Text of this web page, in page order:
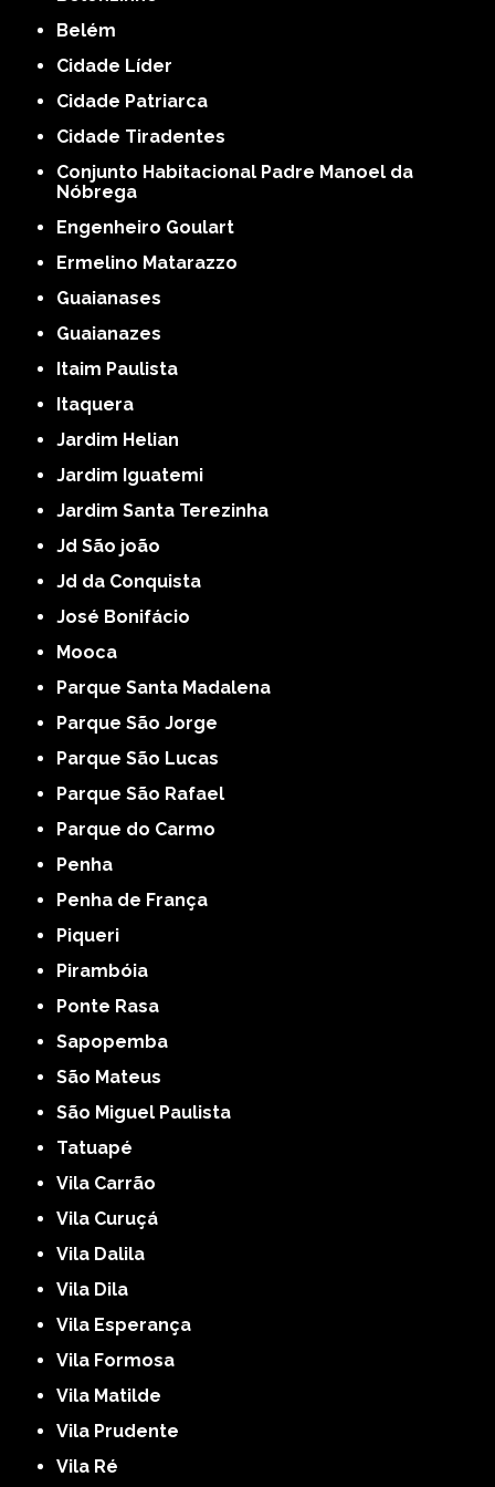
Belém
Cidade Líder
Cidade Patriarca
Cidade Tiradentes
Conjunto Habitacional Padre Manoel da
Nóbrega
Engenheiro Goulart
Ermelino Matarazzo
Guaianases
Guaianazes
Itaim Paulista
Itaquera
Jardim Helian
Jardim Iguatemi
Jardim Santa Terezinha
Jd São joão
Jd da Conquista
José Bonifácio
Mooca
Parque Santa Madalena
Parque São Jorge
Parque São Lucas
Parque São Rafael
Parque do Carmo
Penha
Penha de França
Piqueri
Pirambóia
Ponte Rasa
Sapopemba
São Mateus
São Miguel Paulista
Tatuapé
Vila Carrão
Vila Curuçá
Vila Dalila
Vila Dila
Vila Esperança
Vila Formosa
Vila Matilde
Vila Prudente
Vila Ré